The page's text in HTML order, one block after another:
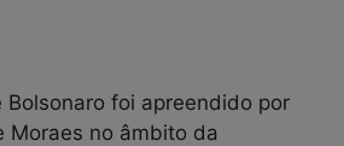
Bolsonaro foi apreendido por
Moraes no âmbito da